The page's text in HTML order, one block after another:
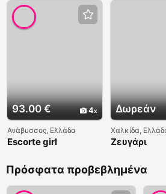
93.00 € 4
Ανάβυσσος, Ελλάδα
Escorte girl
occasionnelles
Δωρεάν
Χαλκίδα,
Ζευγάρι
Πρόσφατα προβεβλημένα